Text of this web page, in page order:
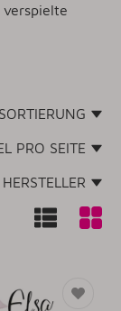
SORTIERUNG
PRO SEITE